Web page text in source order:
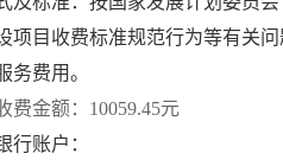
项目收费标准规范行为等有关
务费用。
费金额： 10059.45元
行账户：